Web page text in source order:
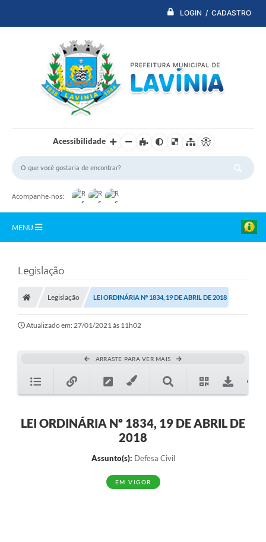
LOGIN / CADASTRO
Acessibilidade
Acompanhe-nos:
MENU
Transparência Municipal
Conselhos de Educação
Legislação
Legislação LEI ORDINÁRIA Nº 1834, 19 DE ABRIL DE 2018
Atualizado em: 27/01/2021 às 11h02
ARRASTE PARA VER MAIS
LEI ORDINÁRIA Nº 1834, 19 DE ABRIL DE
2018
Assunto(s): Defesa Civil
EM VIGOR